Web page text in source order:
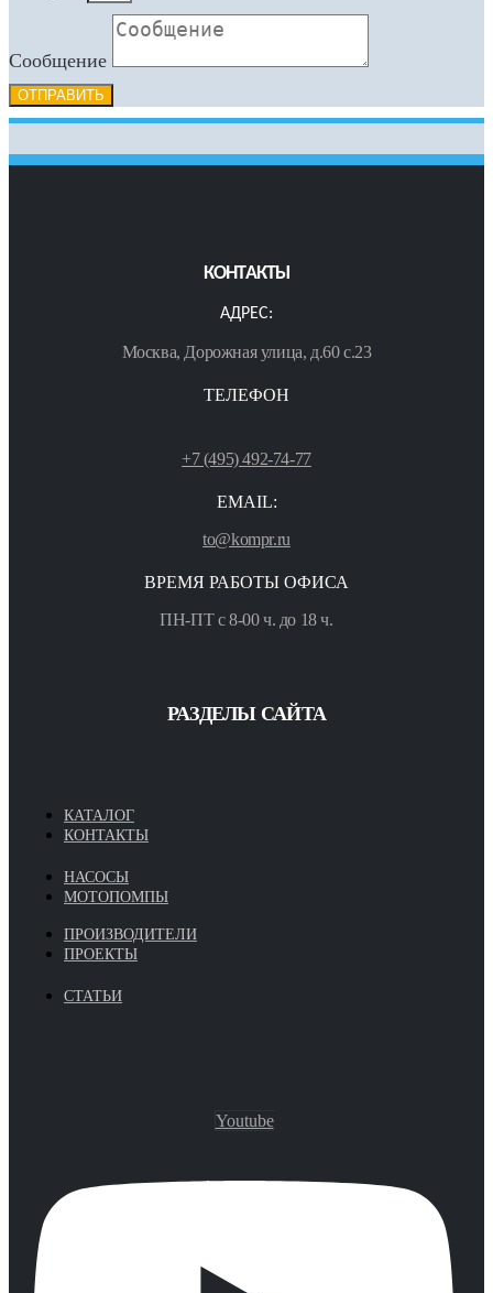
Сообщение
ОТПРАВИТЬ
КОНТАКТЫ
АДРЕС:
Москва, Дорожная улица, д.60 с.23
ТЕЛЕФОН
+7 (495) 492-74-77
EMAIL:
to@kompr.ru
ВРЕМЯ РАБОТЫ ОФИСА
ПН-ПТ с 8-00 ч. до 18 ч.
РАЗДЕЛЫ САЙТА
КАТАЛОГ
КОНТАКТЫ
НАСОСЫ
МОТОПОМПЫ
ПРОИЗВОДИТЕЛИ
ПРОЕКТЫ
СТАТЬИ
Youtube